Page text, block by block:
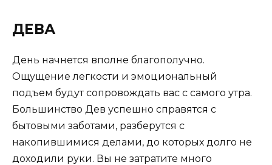
ДЕВА
День начнется вполне благополучно.
Ощущение легкости и эмоциональный
подъем будут сопровождать вас с самого утра.
Большинство Дев успешно справятся с
бытовыми заботами, разберутся с
накопившимися делами, до которых долго не
доходили руки. Вы не затратите много